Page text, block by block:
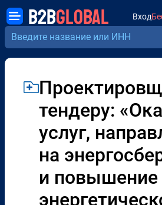
B2BGLOBAL Вход
тендеру:
услуг,
на
и повышение